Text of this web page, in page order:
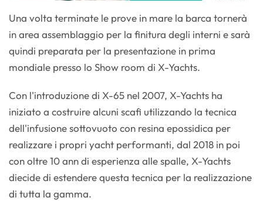
Una volta terminate le prove in mare la barca tornerà
in area assemblaggio per la finitura degli interni e sarà
quindi preparata per la presentazione in prima
mondiale presso lo Show room di X-Yachts.
Con l'introduzione di X-65 nel 2007, X-Yachts ha
iniziato a costruire alcuni scafi utilizzando la tecnica
dell'infusione sottovuoto con resina epossidica per
realizzare i propri yacht performanti, dal 2018 in poi
con oltre 10 ann di esperienza alle spalle, X-Yachts
diecide di estendere questa tecnica per la realizzazione
di tutta la gamma.